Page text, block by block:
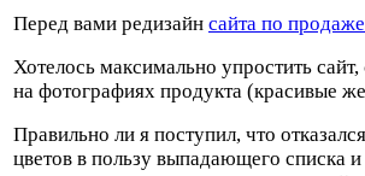
Перед вами редизайн сайта по
Хотелось максимально упростить сайт,
на фотографиях продукта (красивые
Правильно ли я поступил, что
цветов в пользу выпадающего списка